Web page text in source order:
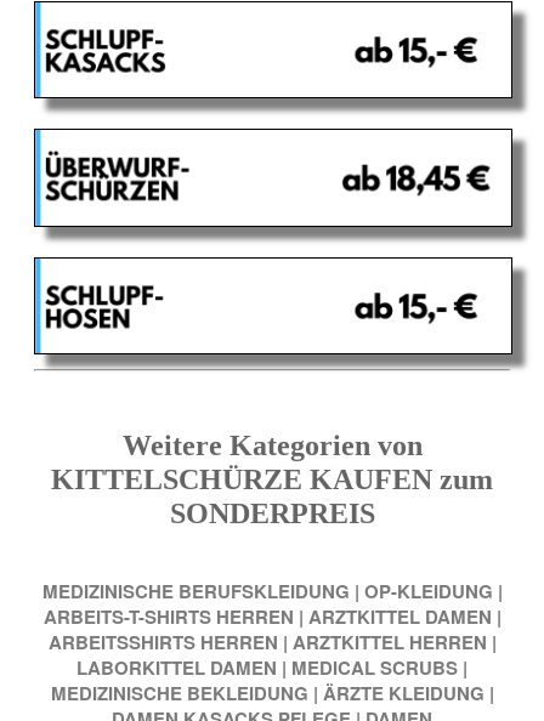
Weitere Kategorien von
KITTELSCHÜRZE KAUFEN zum
SONDERPREIS
MEDIZINISCHE BERUFSKLEIDUNG | OP-KLEIDUNG |
ARBEITS-T-SHIRTS HERREN | ARZTKITTEL DAMEN |
ARBEITSSHIRTS HERREN | ARZTKITTEL HERREN |
LABORKITTEL DAMEN | MEDICAL SCRUBS |
MEDIZINISCHE BEKLEIDUNG | ÄRZTE KLEIDUNG |